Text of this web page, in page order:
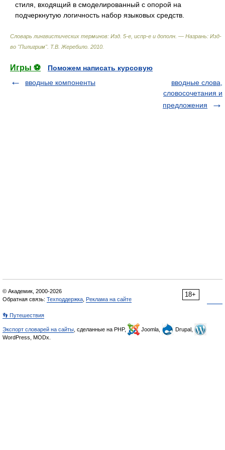
стиля, входящий в смоделированный с опорой на
подчеркнутую логичность набор языковых средств.
Словарь лингвистических терминов: Изд. 5-е, испр-е и дополн. — Назрань: Изд-
во "Пилигрим". Т.В. Жеребило 2010
Игры ⚽
Поможем написать курсовую
вводные компоненты
вводные слова,
словосочетания и
предложения
18+
© Академик, 2000-2026
Обратная связь: Техподдержка Реклама на сайте
👣 Путешествия
Экспорт словарей на сайты , сделанные на PHP, Joomla,
Drupal,
WordPress, MODx.